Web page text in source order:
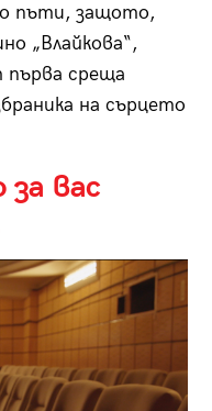
пъти, защото,
„Влайкова“,
среща
на сърцето
за вас